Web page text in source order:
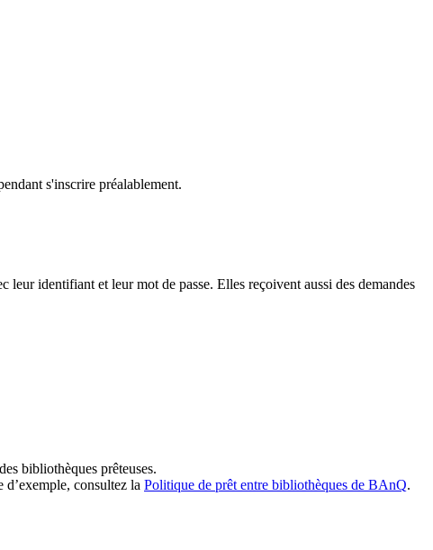
s'inscrire préalablement.
identifiant et leur mot de passe. Elles reçoivent aussi des demandes
bibliothèques prêteuses.
consultez la Politique de prêt entre bibliothèques de BAnQ.